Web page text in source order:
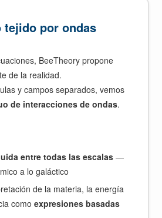
tejido por ondas
BeeTheory propone
de la realidad.
y campos separados, vemos
de interacciones de ondas.
entre todas las escalas —
a lo galáctico
de la materia, la energía
comoexpresiones basadas